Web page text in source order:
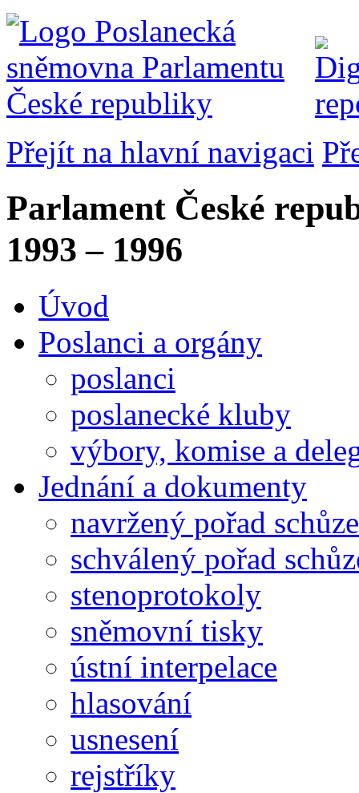
Přejít na hlavní navigaci
Parlament České
1993 – 1996
Úvod
Poslanci a orgány
poslanci
poslanecké kluby
výbory, komise a
Jednání a dokumenty
navržený pořad schůze
schválený pořad
stenoprotokoly
sněmovní tisky
ústní interpelace
hlasování
usnesení
rejstříky